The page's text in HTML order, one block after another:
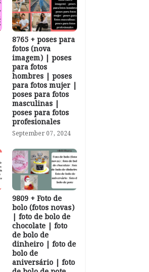
8765 + poses para
fotos (nova
imagem) | poses
para fotos
hombres | poses
para fotos mujer |
poses para fotos
masculinas |
poses para fotos
profesionales
September 07, 2024
9809 + Foto de
bolo (fotos novas)
| foto de bolo de
chocolate | foto
de bolo de
dinheiro | foto de
bolo de
aniversário | foto